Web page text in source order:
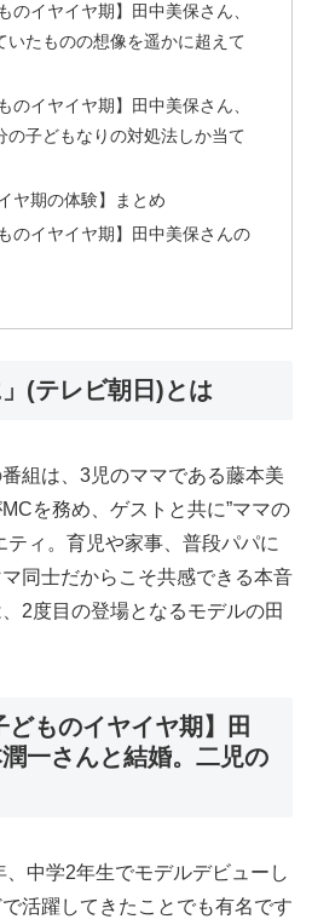
のイヤイヤ期】田中美保さん、
いたものの想像を遥かに超えて
のイヤイヤ期】田中美保さん、
の子どもなりの対処法しか当て
ヤ期の体験】まとめ
のイヤイヤ期】田中美保さんの
」(テレビ朝日)とは
組は、3児のママである藤本美
を務め、ゲストと共に”ママの
ティ。育児や家事、普段パパに
同士だからこそ共感できる本音
2度目の登場となるモデルの田
どものイヤイヤ期】田
一さんと結婚。二児の
中学2年生でモデルデビューし
活躍してきたことでも有名です